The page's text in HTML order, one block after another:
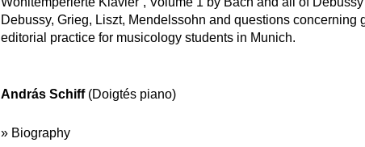
Debussy, Grieg, Liszt, Mendelssohn and questions
editorial practice for musicology students in Munich.
András Schiff (Doigtés piano)
» Biography